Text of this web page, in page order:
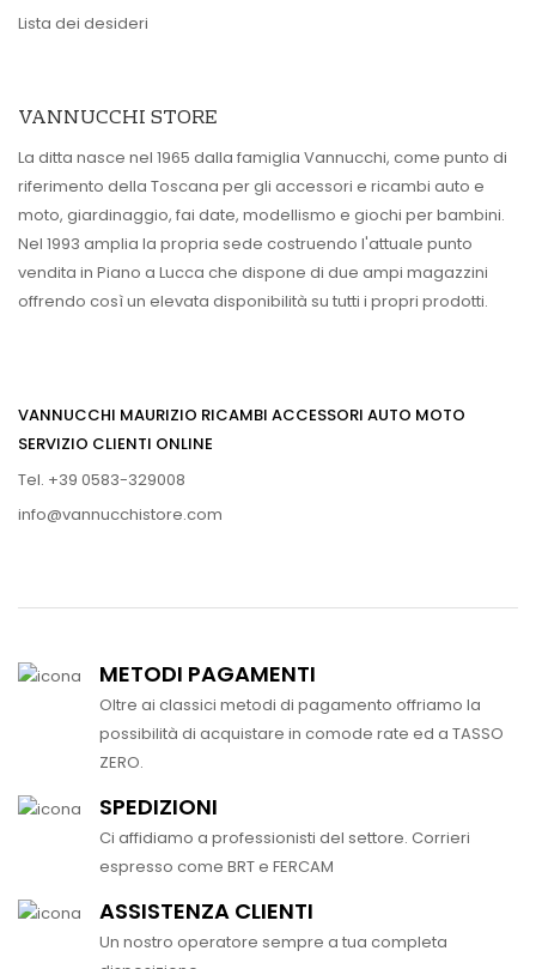
Lista dei desideri
VANNUCCHI STORE
La ditta nasce nel 1965 dalla famiglia Vannucchi, come punto di
riferimento della Toscana per gli accessori e ricambi auto e
moto, giardinaggio, fai date, modellismo e giochi per bambini.
Nel 1993 amplia la propria sede costruendo l'attuale punto
vendita in Piano a Lucca che dispone di due ampi magazzini
offrendo così un elevata disponibilità su tutti i propri prodotti.
VANNUCCHI MAURIZIO RICAMBI ACCESSORI AUTO MOTO
SERVIZIO CLIENTI ONLINE
Tel. +39 0583-329008
info@vannucchistore.com
METODI PAGAMENTI
Oltre ai classici metodi di pagamento offriamo la
possibilità di acquistare in comode rate ed a TASSO
ZERO.
SPEDIZIONI
Ci affidiamo a professionisti del settore. Corrieri
espresso come BRT e FERCAM
ASSISTENZA CLIENTI
Un nostro operatore sempre a tua completa